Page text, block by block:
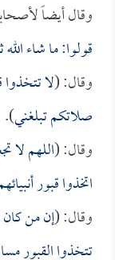
وقال أيضاً
قولوا: ما شاء
وقال: (لا
صلاتكم تبلغني).
وقال: (اللهم لا
اتخذوا قبور
وقال: (إن من كان
تتخذوا القبور